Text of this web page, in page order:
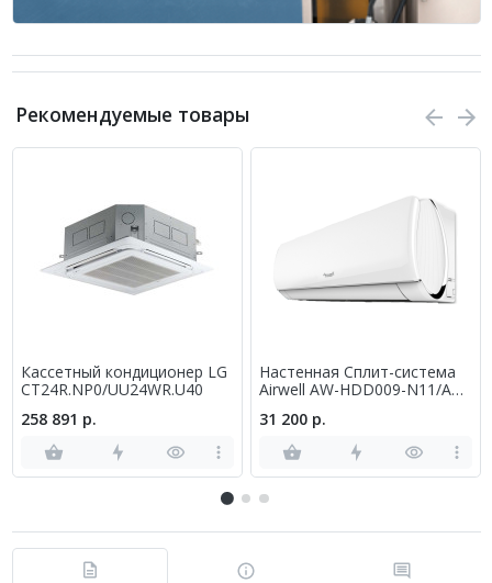
Рекомендуемые товары
Кассетный кондиционер LG
CT24R.NP0/UU24WR.U40
258 891 р.
Настенная Сплит-система
Airwell AW-HDD009-N11/AW-
31 200 р.